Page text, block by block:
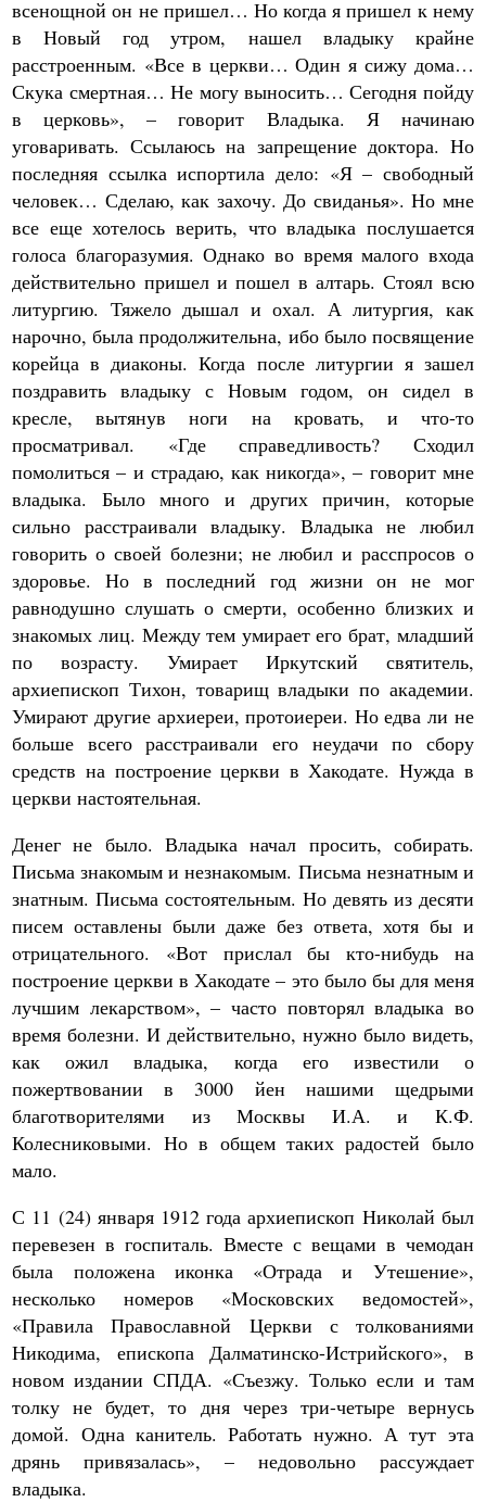
всенощной он не пришел… Но когда я пришел к нему
в Новый год утром, нашел владыку крайне
расстроенным. «Все в церкви… Один я сижу дома…
Скука смертная… Не могу выносить… Сегодня пойду
в церковь», – говорит Владыка. Я начинаю
уговаривать. Ссылаюсь на запрещение доктора. Но
последняя ссылка испортила дело: «Я – свободный
человек… Сделаю, как захочу. До свиданья». Но мне
все еще хотелось верить, что владыка послушается
голоса благоразумия. Однако во время малого входа
действительно пришел и пошел в алтарь. Стоял всю
литургию. Тяжело дышал и охал. А литургия, как
нарочно, была продолжительна, ибо было посвящение
корейца в диаконы. Когда после литургии я зашел
поздравить владыку с Новым годом, он сидел в
кресле, вытянув ноги на кровать, и что-то
просматривал. «Где справедливость? Сходил
помолиться – и страдаю, как никогда», – говорит мне
владыка. Было много и других причин, которые
сильно расстраивали владыку. Владыка не любил
говорить о своей болезни; не любил и расспросов о
здоровье. Но в последний год жизни он не мог
равнодушно слушать о смерти, особенно близких и
знакомых лиц. Между тем умирает его брат, младший
по возрасту. Умирает Иркутский святитель,
архиепископ Тихон, товарищ владыки по академии.
Умирают другие архиереи, протоиереи. Но едва ли не
больше всего расстраивали его неудачи по сбору
средств на построение церкви в Хакодате. Нужда в
церкви настоятельная.
Денег не было. Владыка начал просить, собирать.
Письма знакомым и незнакомым. Письма незнатным и
знатным. Письма состоятельным. Но девять из десяти
писем оставлены были даже без ответа, хотя бы и
отрицательного. «Вот прислал бы кто-нибудь на
построение церкви в Хакодате – это было бы для меня
лучшим лекарством», – часто повторял владыка во
время болезни. И действительно, нужно было видеть,
как ожил владыка, когда его известили о
пожертвовании в 3000 йен нашими щедрыми
благотворителями из Москвы И.А. и К.Ф.
Колесниковыми. Но в общем таких радостей было
мало.
С 11 (24) января 1912 года архиепископ Николай был
перевезен в госпиталь. Вместе с вещами в чемодан
была положена иконка «Отрада и Утешение»,
несколько номеров «Московских ведомостей»,
«Правила Православной Церкви с толкованиями
Никодима, епископа Далматинско-Истрийского», в
новом издании СПДА. «Съезжу. Только если и там
толку не будет, то дня через три-четыре вернусь
домой. Одна канитель. Работать нужно. А тут эта
дрянь привязалась», – недовольно рассуждает
владыка.